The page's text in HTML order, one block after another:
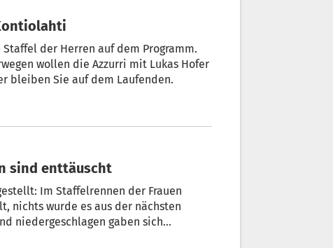
der Herren auf dem Programm.
wollen die Azzurri mit Lukas Hofer
bleiben Sie auf dem Laufenden.
sind enttäuscht
Im Staffelrennen der Frauen
nichts wurde es aus der nächsten
niedergeschlagen gaben sich